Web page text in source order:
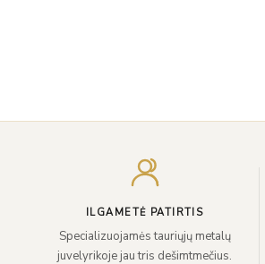
ILGAMETĖ PATIRTIS
Specializuojamės tauriųjų metalų
juvelyrikoje jau tris dešimtmečius.